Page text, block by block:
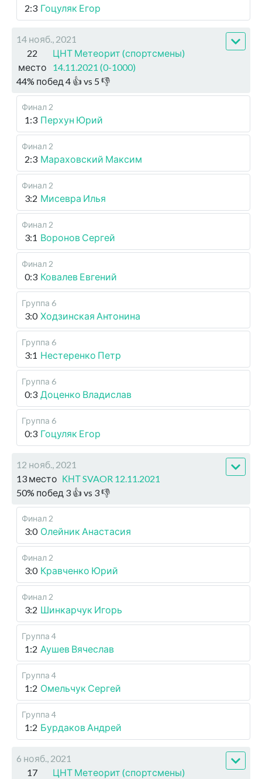
2:3 Гоцуляк Егор
14 нояб., 2021
22
место
ЦНТ Метеорит (спортсмены)
14.11.2021 (0-1000)
44% побед 4 👍 vs 5 👎
Финал 2
1:3 Перхун Юрий
Финал 2
2:3 Мараховский Максим
Финал 2
3:2 Мисевра Илья
Финал 2
3:1 Воронов Сергей
Финал 2
0:3 Ковалев Евгений
Группа 6
3:0 Ходзинская Антонина
Группа 6
3:1 Нестеренко Петр
Группа 6
0:3 Доценко Владислав
Группа 6
0:3 Гоцуляк Егор
12 нояб., 2021
13 место КНТ SVAOR 12.11.2021
50% побед 3 👍 vs 3👎
Финал 2
3:0 Олейник Анастасия
Финал 2
3:0 Кравченко Юрий
Финал 2
3:2 Шинкарчук Игорь
Группа 4
1:2 Аушев Вячеслав
Группа 4
1:2 Омельчук Сергей
Группа 4
1:2 Бурдаков Андрей
6 нояб., 2021
17
ЦНТ Метеорит (спортсмены)